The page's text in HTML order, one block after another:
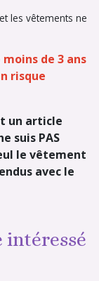
les vêtements ne
de 3 ans
risque
un article
suis PAS
le vêtement
avec le
intéressé